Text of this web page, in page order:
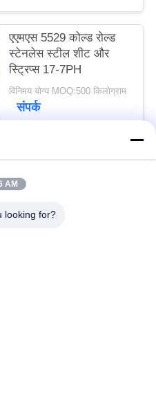
एएमएस 5529 कोल्ड रोल्ड
स्टेनलेस स्टील शीट और
स्ट्रिप्स 17-7PH
विनिमय योग्य MOQ:500 किलोग्राम
संपर्क
वर्षा स्टेनलेस स्टील
AM
looking for?